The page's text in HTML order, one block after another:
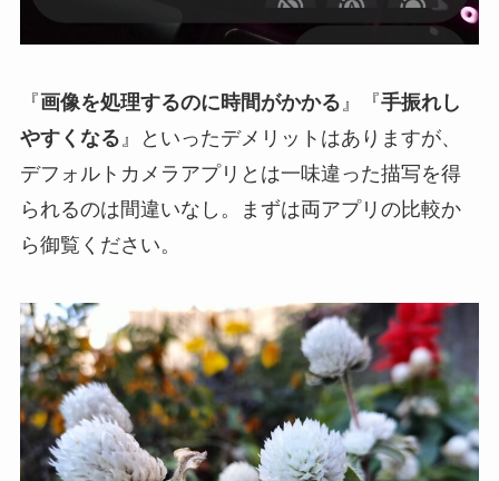
『画像を処理するのに時間がかかる』『手振れし
やすくなる』といったデメリットはありますが、
デフォルトカメラアプリとは一味違った描写を得
られるのは間違いなし。まずは両アプリの比較か
ら御覧ください。